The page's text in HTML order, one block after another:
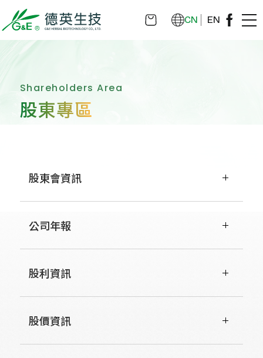
CN EN
Shareholders Area
股東專區
股東會資訊
公司年報
股利資訊
股價資訊